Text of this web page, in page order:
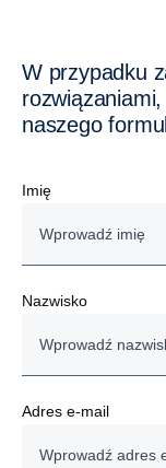
W przypadku zainteresowania naszymi
naszego
Imię
Nazwisko
Adres e-mail